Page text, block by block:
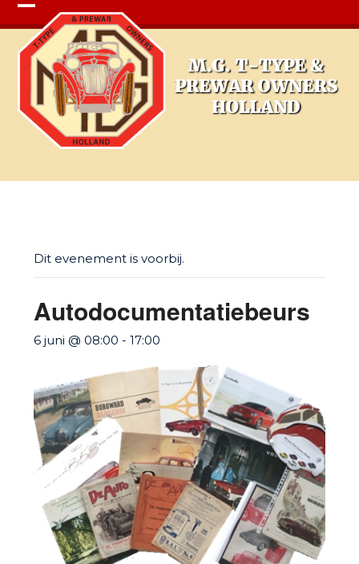
Open
mobile
menu
Close
mobile
menu
Dit evenement is voorbij.
Autodocumentatiebeurs
6 juni @ 08:00 -17:00